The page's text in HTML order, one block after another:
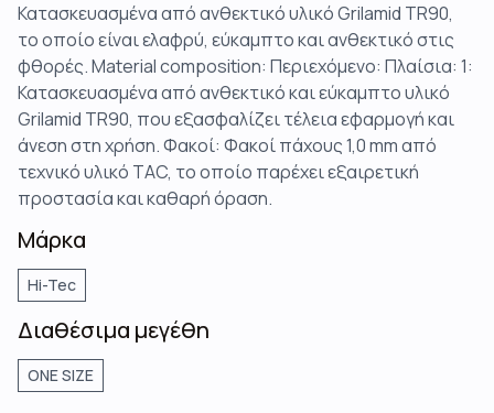
Κατασκευασμένα από ανθεκτικό υλικό Grilamid TR90,
το οποίο είναι ελαφρύ, εύκαμπτο και ανθεκτικό στις
φθορές. Material composition: Περιεχόμενο: Πλαίσια: 1:
Κατασκευασμένα από ανθεκτικό και εύκαμπτο υλικό
Grilamid TR90, που εξασφαλίζει τέλεια εφαρμογή και
άνεση στη χρήση. Φακοί: Φακοί πάχους 1,0 mm από
τεχνικό υλικό TAC, το οποίο παρέχει εξαιρετική
προστασία και καθαρή όραση.
Μάρκα
Hi-Tec
Διαθέσιμα μεγέθη
ONE SIZE